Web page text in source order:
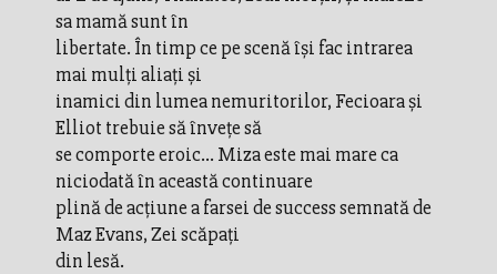
sa mamă sunt în
libertate. În timp ce pe scenă își fac intrarea
mai mulți aliați și
inamici din lumea nemuritorilor, Fecioara și
Elliot trebuie să învețe să
se comporte eroic… Miza este mai mare ca
niciodată în această continuare
plină de acțiune a farsei de success semnată de
Maz Evans, Zei scăpați
din lesă.